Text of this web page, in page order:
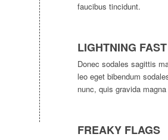
faucibus tincidunt.
LIGHTNING FAST
Donec sodales sagittis
leo eget bibendum
nunc, quis gravida
FREAKY FLAGS